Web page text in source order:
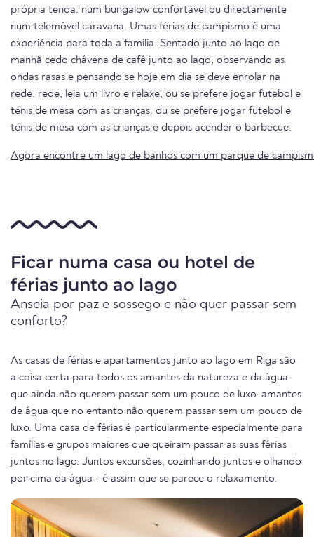
própria tenda, num bungalow confortável ou directamente
num telemóvel caravana. Umas férias de campismo é uma
experiência para toda a família. Sentado junto ao lago de
manhã cedo chávena de café junto ao lago, observando as
ondas rasas e pensando se hoje em dia se deve enrolar na
rede. rede, leia um livro e relaxe, ou se prefere jogar futebol e
ténis de mesa com as crianças. ou se prefere jogar futebol e
ténis de mesa com as crianças e depois acender o barbecue.
Agora encontre um lago de banhos com um parque de
Ficar numa casa ou hotel de
férias junto ao lago
Anseia por paz e sossego e não quer passar sem
conforto?
As casas de férias e apartamentos junto ao lago em Riga são
a coisa certa para todos os amantes da natureza e da água
que ainda não querem passar sem um pouco de luxo. amantes
de água que no entanto não querem passar sem um pouco de
luxo. Uma casa de férias é particularmente especialmente para
famílias e grupos maiores que queiram passar as suas férias
juntos no lago. Juntos excursões, cozinhando juntos e olhando
por cima da água - é assim que se parece o relaxamento.